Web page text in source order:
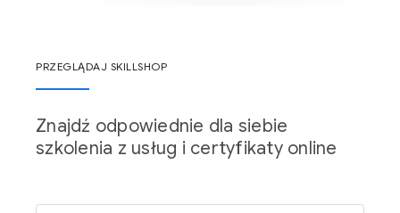
PRZEGLĄDAJ SKILLSHOP
Znajdź odpowiednie dla siebie
szkolenia z usług i certyfikaty online